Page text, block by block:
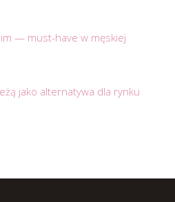
— must-have w męskiej
jako alternatywa dla rynku